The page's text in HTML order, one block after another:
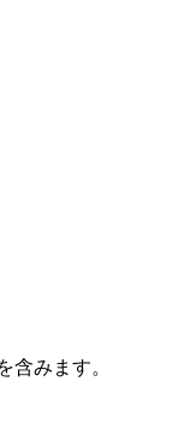
みます。